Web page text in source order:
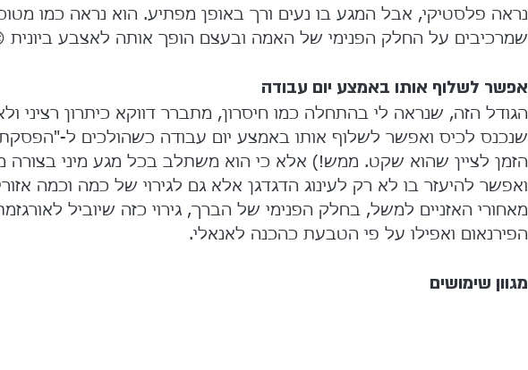
נראה פלסטיקי, אבל המגע בו נעים ורך באופן מפתיע. הוא נראה כמו
שמרכיבים על החלק הפנימי של האמה ובעצם הופך אותה לאצבע ביונית
אפשר לשלוף אותו באמצע יום עבודה
הגודל הזה, שנראה לי בהתחלה כמו חיסרון, מתברר דווקא כיתרון רציני
שנכנס לכיס ואפשר לשלוף אותו באמצע יום עבודה כשהולכים ל-"הפסקת
הזמן לציין שהוא שקט. ממש!) אלא כי הוא משתלב בכל מגע מיני בצורה
ואפשר להיעזר בו לא רק לעינוג הדגדגן אלא גם לגירוי של כמה וכמה
מאחורי האזניים למשל, בחלק הפנימי של הברך, גירוי כזה שיוביל
הפירנאום ואפילו על פי הטבעת כהכנה לאנאלי.
מגוון שימושים